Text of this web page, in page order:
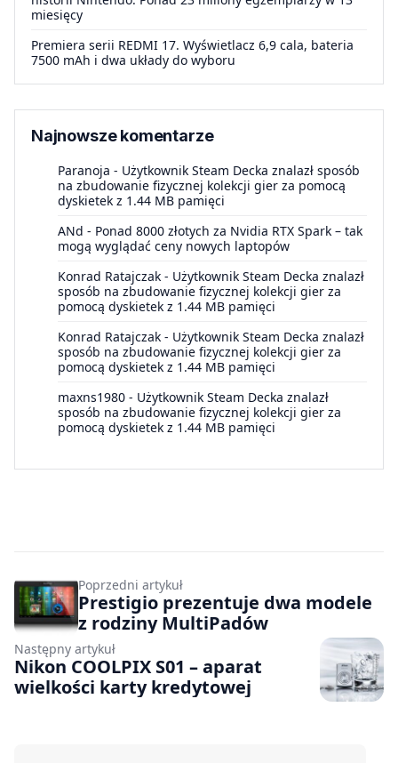
miesięcy
Premiera serii REDMI 17. Wyświetlacz 6,9 cala, bateria
7500 mAh i dwa układy do wyboru
Najnowsze komentarze
Paranoja - Użytkownik Steam Decka znalazł sposób
na zbudowanie fizycznej kolekcji gier za pomocą
dyskietek z 1.44 MB pamięci
ANd - Ponad 8000 złotych za Nvidia RTX Spark – tak
mogą wyglądać ceny nowych laptopów
Konrad Ratajczak - Użytkownik Steam Decka znalazł
sposób na zbudowanie fizycznej kolekcji gier za
pomocą dyskietek z 1.44 MB pamięci
Konrad Ratajczak - Użytkownik Steam Decka znalazł
sposób na zbudowanie fizycznej kolekcji gier za
pomocą dyskietek z 1.44 MB pamięci
maxns1980 - Użytkownik Steam Decka znalazł
sposób na zbudowanie fizycznej kolekcji gier za
pomocą dyskietek z 1.44 MB pamięci
Poprzedni artykuł
Prestigio prezentuje dwa modele
z rodziny MultiPadów
Następny artykuł
Nikon COOLPIX S01 – aparat
wielkości karty kredytowej